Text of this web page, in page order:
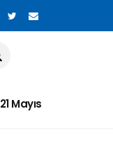
21 Mayıs